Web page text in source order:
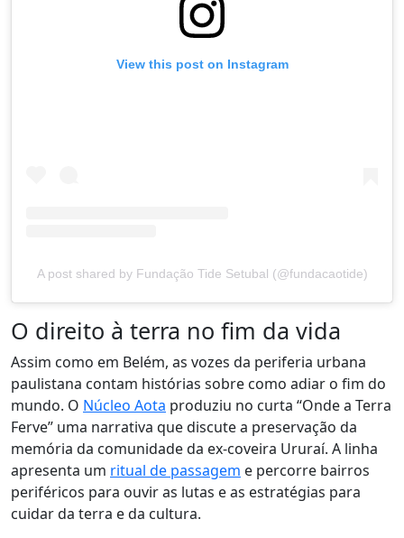
View this post on Instagram
A post shared by Fundação Tide Setubal (@fundacaotide)
O direito à terra no fim da vida
Assim como em Belém, as vozes da periferia urbana
paulistana contam histórias sobre como adiar o fim do
mundo. O Núcleo Aota produziu no curta “Onde a Terra
Ferve” uma narrativa que discute a preservação da
memória da comunidade da ex-coveira Ururaí. A linha
apresenta um ritual de passagem e percorre bairros
periféricos para ouvir as lutas e as estratégias para
cuidar da terra e da cultura.